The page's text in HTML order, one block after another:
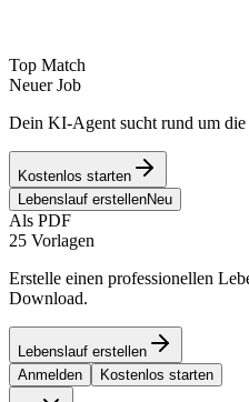
Top Match
Neuer Job
Dein KI-Agent sucht rund um die
Kostenlos starten
Lebenslauf erstellenNeu
Als PDF
25 Vorlagen
Erstelle einen professionellen
Download.
Lebenslauf erstellen
Anmelden
Kostenlos starten